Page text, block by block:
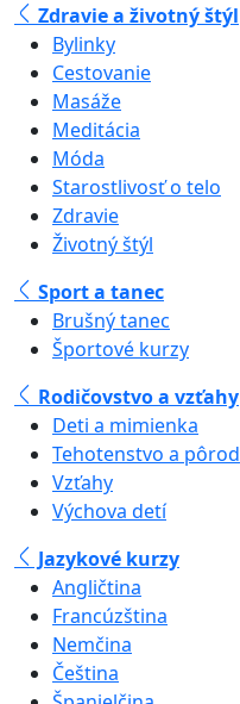
Zdravie a životný štýl
Bylinky
Cestovanie
Masáže
Meditácia
Móda
Starostlivosť o telo
Zdravie
Životný štýl
Sport a tanec
Brušný tanec
Športové kurzy
Rodičovstvo a vzťahy
Deti a mimienka
Tehotenstvo a pôrod
Vzťahy
Výchova detí
Jazykové kurzy
Angličtina
Francúzština
Nemčina
Čeština